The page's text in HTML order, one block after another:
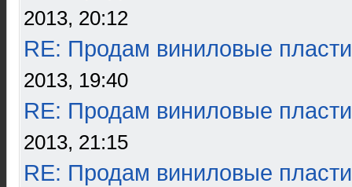
2013, 20:12
RE: Продам виниловые
2013, 19:40
RE: Продам виниловые
2013, 21:15
RE: Продам виниловые